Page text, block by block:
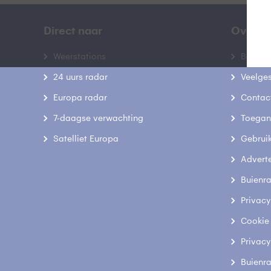
Direct naar
Weerstations
24 uurs radar
Europa radar
7-daagse verwachting
Satelliet Europa
Over